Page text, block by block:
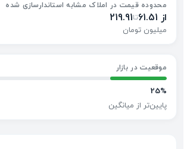
محدوده قیمت در املاک مشابه استاندارسازی شده
از 61.51 تا219.91
میلیون تومان
موقعیت در بازار
25%
پایین‌تر از میانگین